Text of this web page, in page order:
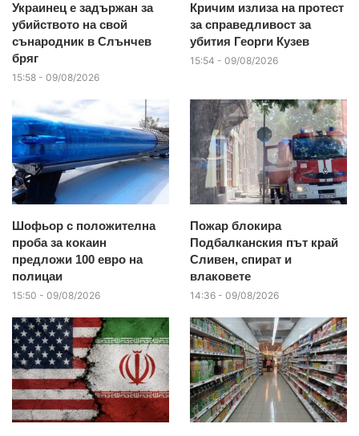
Украинец е задържан за
убийството на свой
сънародник в Слънчев
бряг
15:58 - 09/08/2026
Кричим излиза на протест
за справедливост за
убития Георги Кузев
15:54 - 09/08/2026
Шофьор с положителна
проба за кокаин
предложи 100 евро на
полицаи
15:50 - 09/08/2026
Пожар блокира
Подбалканския път край
Сливен, спират и
влаковете
14:36 - 09/08/2026